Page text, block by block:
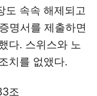
도 속속 해제되고
명서를 제출하면
다. 스위스와 노
치를 없앴다.
조